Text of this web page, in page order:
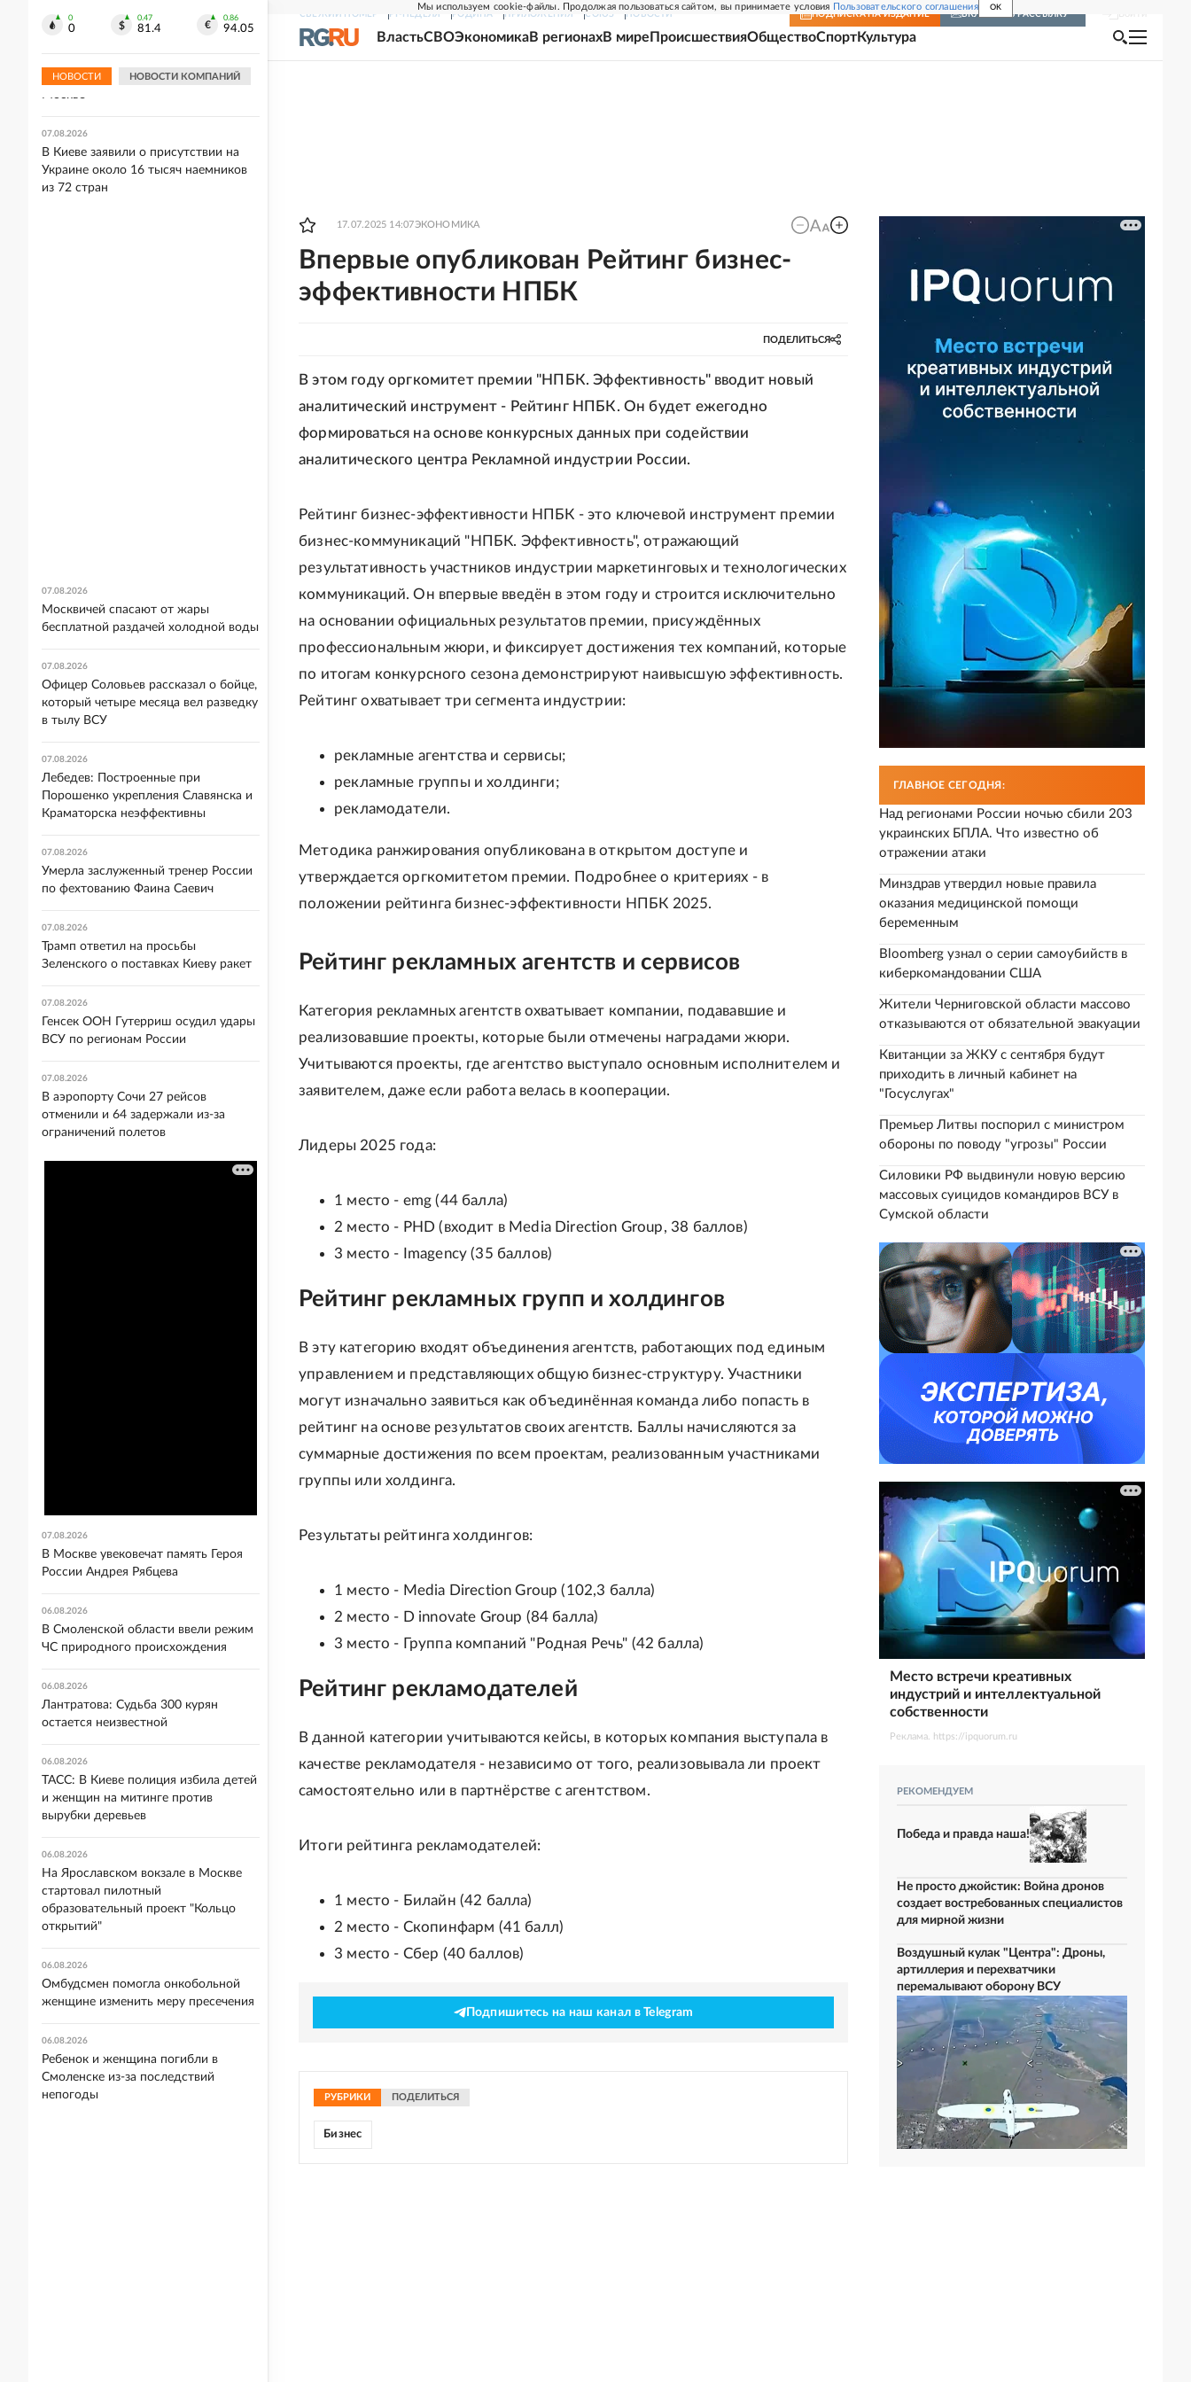
Мы используем cookie-файлы. Продолжая пользоваться сайтом, вы принимаете условия Пользовательского соглашения OK
СВЕЖИЙ НОМЕР РГ-НЕДЕЛЯ РОДИНА ПРИЛОЖЕНИЯ СОЮЗ НОВОСТИ ПОДПИСКА НА ИЗДАНИЕ ВКЛЮЧИТЬ РАССЫЛКУ
ВластьСВОЭкономикаВ регионахВ мире ПроисшествияОбществоСпортКультура
17.07.2025 14:07ЭКОНОМИКА
Впервые опубликован Рейтинг бизнес-
эффективности НПБК
ПОДЕЛИТЬСЯ
В этом году оргкомитет премии "НПБК. Эффективность" вводит новый
аналитический инструмент - Рейтинг НПБК. Он будет ежегодно
формироваться на основе конкурсных данных при содействии
аналитического центра Рекламной индустрии России.
Рейтинг бизнес-эффективности НПБК - это ключевой инструмент премии
бизнес-коммуникаций "НПБК. Эффективность", отражающий
результативность участников индустрии маркетинговых и технологических
коммуникаций. Он впервые введён в этом году и строится исключительно
на основании официальных результатов премии, присуждённых
профессиональным жюри, и фиксирует достижения тех компаний, которые
по итогам конкурсного сезона демонстрируют наивысшую эффективность.
Рейтинг охватывает три сегмента индустрии:
рекламные агентства и сервисы;
рекламные группы и холдинги;
рекламодатели.
Методика ранжирования опубликована в открытом доступе и
утверждается оргкомитетом премии. Подробнее о критериях - в
положении рейтинга бизнес-эффективности НПБК 2025.
Рейтинг рекламных агентств и сервисов
Категория рекламных агентств охватывает компании, подававшие и
реализовавшие проекты, которые были отмечены наградами жюри.
Учитываются проекты, где агентство выступало основным исполнителем и
заявителем, даже если работа велась в кооперации.
Лидеры 2025 года:
1 место - emg (44 балла)
2 место - PHD (входит в Media Direction Group, 38 баллов)
3 место - Imagency (35 баллов)
Рейтинг рекламных групп и холдингов
В эту категорию входят объединения агентств, работающих под единым
управлением и представляющих общую бизнес-структуру. Участники
могут изначально заявиться как объединённая команда либо попасть в
рейтинг на основе результатов своих агентств. Баллы начисляются за
суммарные достижения по всем проектам, реализованным участниками
группы или холдинга.
Результаты рейтинга холдингов:
1 место - Media Direction Group (102,3 балла)
2 место - D innovate Group (84 балла)
3 место - Группа компаний "Родная Речь" (42 балла)
Рейтинг рекламодателей
В данной категории учитываются кейсы, в которых компания выступала в
качестве рекламодателя - независимо от того, реализовывала ли проект
самостоятельно или в партнёрстве с агентством.
Итоги рейтинга рекламодателей:
1 место - Билайн (42 балла)
2 место - Скопинфарм (41 балл)
3 место - Сбер (40 баллов)
Подпишитесь на наш канал в Telegram
РУБРИКИ ПОДЕЛИТЬСЯ
Бизнес
ГЛАВНОЕ СЕГОДНЯ:
Над регионами России ночью сбили 203
украинских БПЛА. Что известно об
отражении атаки
Минздрав утвердил новые правила
оказания медицинской помощи
беременным
Bloomberg узнал о серии самоубийств в
киберкомандовании США
Жители Черниговской области массово
отказываются от обязательной эвакуации
Квитанции за ЖКУ с сентября будут
приходить в личный кабинет на
"Госуслугах"
Премьер Литвы поспорил с министром
обороны по поводу "угрозы" России
Силовики РФ выдвинули новую версию
массовых суицидов командиров ВСУ в
Сумской области
Место встречи креативных
индустрий и интеллектуальной
собственности
Реклама. https://ipquorum.ru
РЕКОМЕНДУЕМ
Победа и правда наша!
Не просто джойстик: Война дронов
создает востребованных специалистов
для мирной жизни
Воздушный кулак "Центра": Дроны,
артиллерия и перехватчики
перемалывают оборону ВСУ
0
0
0.47
81.4
0.86
94.05
НОВОСТИ НОВОСТИ КОМПАНИЙ
Иваном Едешко пройдет 7 августа в
Москве
07.08.2026
В Киеве заявили о присутствии на
Украине около 16 тысяч наемников
из 72 стран
07.08.2026
Москвичей спасают от жары
бесплатной раздачей холодной воды
07.08.2026
Офицер Соловьев рассказал о бойце,
который четыре месяца вел разведку
в тылу ВСУ
07.08.2026
Лебедев: Построенные при
Порошенко укрепления Славянска и
Краматорска неэффективны
07.08.2026
Умерла заслуженный тренер России
по фехтованию Фаина Саевич
07.08.2026
Трамп ответил на просьбы
Зеленского о поставках Киеву ракет
07.08.2026
Генсек ООН Гутерриш осудил удары
ВСУ по регионам России
07.08.2026
В аэропорту Сочи 27 рейсов
отменили и 64 задержали из-за
ограничений полетов
07.08.2026
В Москве увековечат память Героя
России Андрея Рябцева
06.08.2026
В Смоленской области ввели режим
ЧС природного происхождения
06.08.2026
Лантратова: Судьба 300 курян
остается неизвестной
06.08.2026
ТАСС: В Киеве полиция избила детей
и женщин на митинге против
вырубки деревьев
06.08.2026
На Ярославском вокзале в Москве
стартовал пилотный
образовательный проект "Кольцо
открытий"
06.08.2026
Омбудсмен помогла онкобольной
женщине изменить меру пресечения
06.08.2026
Ребенок и женщина погибли в
Смоленске из-за последствий
непогоды